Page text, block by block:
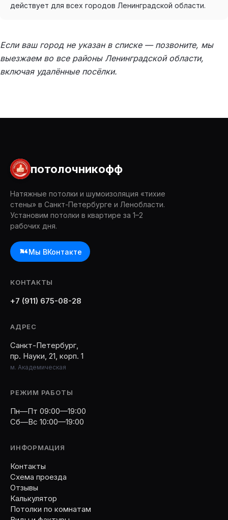
действует для всех городов Ленинградской области.
Если ваш город не указан в списке — позвоните, мы
выезжаем во все районы Ленинградской области,
включая удалённые посёлки.
потолочникофф
Натяжные потолки и шумоизоляция «тихие
стены» в Санкт-Петербурге и Ленобласти.
Установим потолки в квартире за 1–2
рабочих дня.
Мы ВКонтакте
КОНТАКТЫ
+7 (911) 675-08-28
АДРЕС
Санкт-Петербург,
пр. Науки, 21, корп. 1
м. Академическая
РЕЖИМ РАБОТЫ
Пн—Пт 09:00—19:00
Сб—Вс 10:00—19:00
ИНФОРМАЦИЯ
Контакты
Схема проезда
Отзывы
Калькулятор
Потолки по комнатам